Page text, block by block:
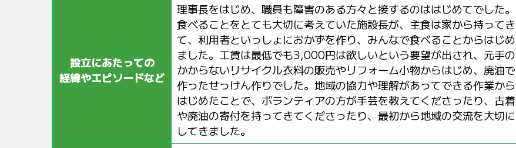
設立にあたっての
経緯やエピソードなど
理事長をはじめ、職員も障害のある方々と接するのははじめてでした。
食べることをとても大切に考えていた施設長が、主食は家から持ってき
て、利用者といっしょにおかずを作り、みんなで食べることからはじめ
ました。工賃は最低でも3,000円は欲しいという要望が出され、元手の
かからないリサイクル衣料の販売やリフォーム小物からはじめ、廃油で
作ったせっけん作りでした。地域の協力や理解があってできる作業から
はじめたことで、ボランティアの方が手芸を教えてくださったり、古着
や廃油の寄付を持ってきてくださったり、最初から地域の交流を大切に
してきました。